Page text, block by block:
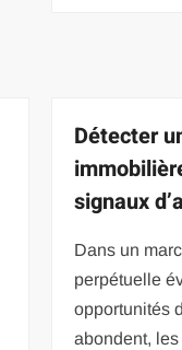
Détecter
signaux
Dans un
perpétuelle
opportunités
abondent,